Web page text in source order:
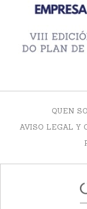
QUEN
AVISO LEGAL Y